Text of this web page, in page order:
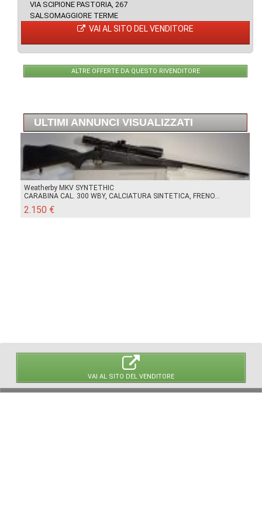
VAI AL SITO DEL VENDITORE
VIA SCIPIONE PASTORIA, 267
SALSOMAGGIORE TERME
VAI AL SITO DEL VENDITORE
ALTRE OFFERTE DA QUESTO RIVENDITORE
ULTIMI ANNUNCI VISUALIZZATI
Weatherby MKV SYNTETHIC
CARABINA CAL. 300 WBY, CALCIATURA SINTETICA, FRENO...
2.150 €